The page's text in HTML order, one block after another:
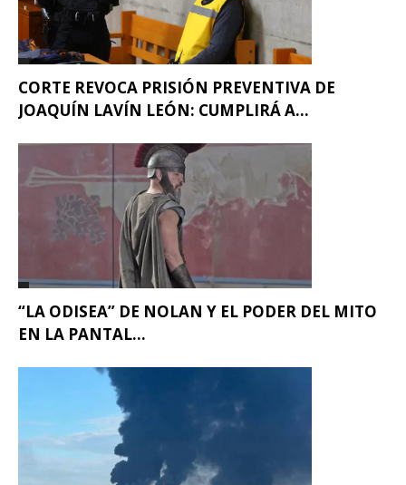
CORTE REVOCA PRISIÓN PREVENTIVA DE
JOAQUÍN LAVÍN LEÓN: CUMPLIRÁ A...
“LA ODISEA” DE NOLAN Y EL PODER DEL MITO
EN LA PANTAL...